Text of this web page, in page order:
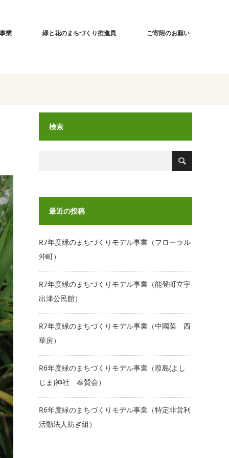
業 緑と花のまちづくり推進員 ご寄附のお願い
検索
最近の投稿
R7年度緑のまちづくりモデル事業（フローラル
沖町）
R7年度緑のまちづくりモデル事業（能登町立宇
出津公民館）
R7年度緑のまちづくりモデル事業（中國菜 西
華房）
R6年度緑のまちづくりモデル事業（葭島(よし
じま)神社 奉賛会）
R6年度緑のまちづくりモデル事業（特定非営利
活動法人紡ぎ組）